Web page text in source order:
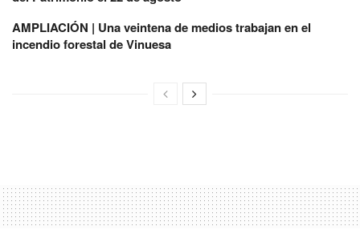
AMPLIACIÓN | Una veintena de medios trabajan en el
incendio forestal de Vinuesa